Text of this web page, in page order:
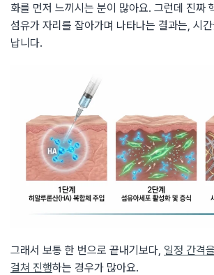
화를 먼저 느끼시는 분이 많아요. 그런데 진짜
섬유가 자리를 잡아가며 나타나는 결과는, 시
납니다.
그래서 보통 한 번으로 끝내기보다, 일정 간격
걸쳐 진행하는 경우가 많아요.